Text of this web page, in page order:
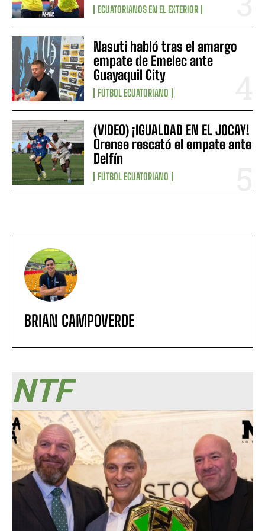
ECUATORIANOS EN EL EXTERIOR
Nasuti habló tras el amargo
empate de Emelec ante
Guayaquil City
FÚTBOL ECUATORIANO
(VIDEO) ¡IGUALDAD EN EL JOCAY!
Orense rescató el empate ante
Delfín
FÚTBOL ECUATORIANO
BRIAN CAMPOVERDE
NTF